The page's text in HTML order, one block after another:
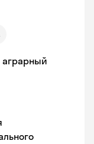
аграрный